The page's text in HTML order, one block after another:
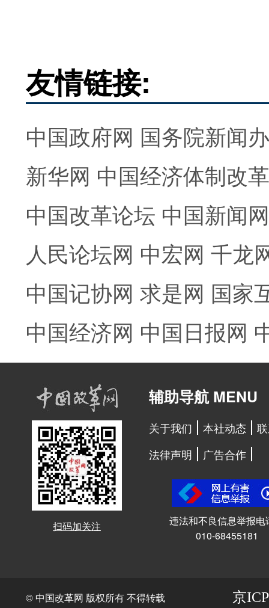
友情链接:
中国政府网 国务院新闻
新华网 中国经济体制改
中国改革论坛 中国新闻网
人民论坛网 中宏网 千龙
中国记协网 求是网 国家
中国经济网 中国日报网
扫码加关注
辅助导航 MENU
关于我们 本社动态
法律声明
广告合作
违法和不良信息举报电
010-68455181
© 中国改革网 版权所有 不得转载 京